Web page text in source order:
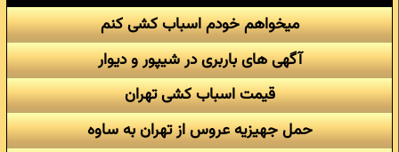
میخواهم خودم اسباب کشی کنم
آگهی های باربری در شیپور و دیوار
قیمت اسباب کشی تهران
حمل جهیزیه عروس از تهران به ساوه